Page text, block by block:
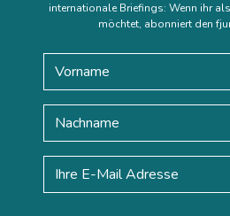
internationale Briefings: Wenn ihr
möchtet, abonniert den